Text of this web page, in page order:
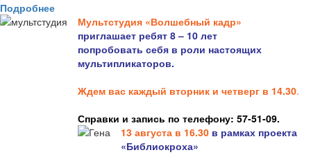
Подробнее
Мультстудия «Волшебный кадр»
приглашает ребят 8 – 10 лет
попробовать себя в роли настоящих
мультипликаторов.
Ждем вас каждый вторник и четверг в 14.30.
Справки и запись по телефону: 57-51-09.
13 августа в 16.30 в рамках проекта
«Библиокроха»